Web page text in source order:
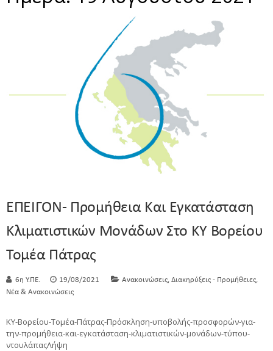
ΕΠΕΙΓΟΝ- Προμήθεια Και Εγκατάσταση
Κλιματιστικών Μονάδων Στο ΚΥ Βορείου
Τομέα Πάτρας
6η Υ.ΠΕ. 19/08/2021 Ανακοινώσεις, Διακηρύξεις - Προμήθειες,
Νέα & Ανακοινώσεις
ΚΥ-Βορείου-Τομέα-Πάτρας-Πρόσκληση-υποβολής-προσφορών-για-
την-προμήθεια-και-εγκατάσταση-κλιματιστικών-μονάδων-τύπου-
ντουλάπαςΛήψη